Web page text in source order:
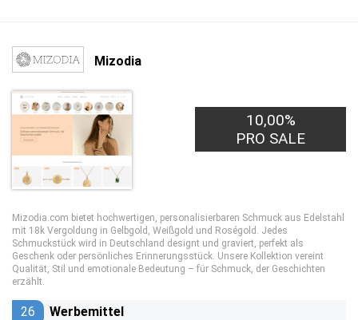
Mizodia
10,00%
PRO SALE
Mizodia.com bietet hochwertigen, personalisierbaren Schmuck aus Edelstahl
mit 18k Vergoldung in Gelbgold, Weißgold und Roségold. Jedes
Schmuckstück wird in Deutschland designt und graviert, perfekt als
Geschenk oder persönliches Erinnerungsstück. Unsere Kollektion vereint
Qualität, Stil und emotionale Bedeutung – für Schmuck, der Geschichten
erzählt.
26 Werbemittel